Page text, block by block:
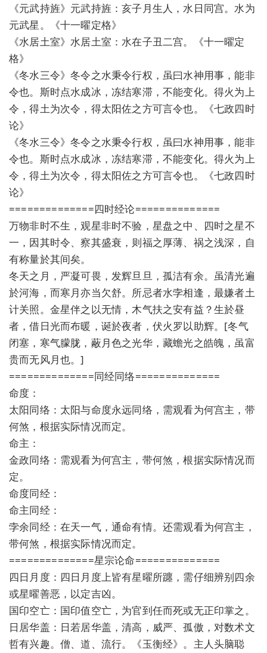
《元武持旌》元武持旌：亥子月生人，水日同宫。水为
元武星。《十一曜定格》
《水居土室》水居土室：水在子丑二宫。《十一曜定
格》
《冬水三令》冬令之水秉令行权，虽曰水神用事，能非
令也。斯时点水成冰，冻结寒滞，不能变化。得火为上
令，得土为次令，得太阳佐之方可言令也。《七政四时
论》
《冬水三令》冬令之水秉令行权，虽曰水神用事，能非
令也。斯时点水成冰，冻结寒滞，不能变化。得火为上
令，得土为次令，得太阳佐之方可言令也。《七政四时
论》
==============四时经论==============
万物非时不生，观星非时不验，星盘之中、四时之星不
一，因其时令、察其盛衰，则福之厚薄、祸之浅深，自
有称量於其间矣。
冬天之月，严凝可畏，发辉旦旦，孤洁有余。虽清光遍
於河海，而寒月亦当欠舒。所忌者水孛相逢，最嫌者土
计关照。金星伴之以无情，木气扶之安有益？生於昼
者，借日光而布暖，诞於夜者，伏火罗以助辉。[冬气
闭塞，寒气朦胧，蔽月色之光华，藏蟾光之皓魄，虽富
贵而无风月也。]
==============同经同络==============
命度：
太阳同络：太阳与命度永远同络，需观看为何宫主，带
何煞，根据实际情况而定。
命主：
金政同络：需观看为何宫主，带何煞，根据实际情况而
定。
命度同经：
命主同经：
孛余同经：在天一气，通命有情。还需观看为何宫主，
带何煞，根据实际情况而定。
==============星宗论命==============
四日月度：四日月度上皆有星曜所躔，需仔细辨别四余
或星曜善恶，以定吉凶。
国印空亡：国印值空亡，为官到任而死或无正印掌之。
日居华盖：日若居华盖，清高，威严、孤傲，对数术文
哲有兴趣。僧、道、流行。《玉衡经》。主人头脑聪